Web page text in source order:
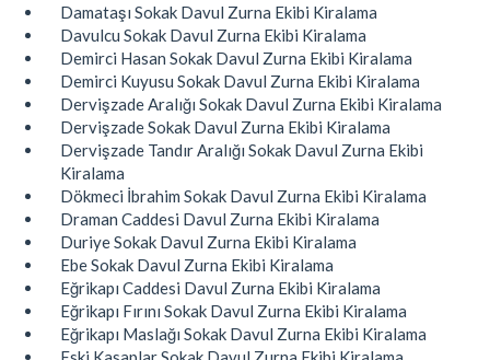
Damataşı Sokak Davul Zurna Ekibi Kiralama
Davulcu Sokak Davul Zurna Ekibi Kiralama
Demirci Hasan Sokak Davul Zurna Ekibi Kiralama
Demirci Kuyusu Sokak Davul Zurna Ekibi Kiralama
Dervişzade Aralığı Sokak Davul Zurna Ekibi Kiralama
Dervişzade Sokak Davul Zurna Ekibi Kiralama
Dervişzade Tandır Aralığı Sokak Davul Zurna Ekibi
Kiralama
Dökmeci İbrahim Sokak Davul Zurna Ekibi Kiralama
Draman Caddesi Davul Zurna Ekibi Kiralama
Duriye Sokak Davul Zurna Ekibi Kiralama
Ebe Sokak Davul Zurna Ekibi Kiralama
Eğrikapı Caddesi Davul Zurna Ekibi Kiralama
Eğrikapı Fırını Sokak Davul Zurna Ekibi Kiralama
Eğrikapı Maslağı Sokak Davul Zurna Ekibi Kiralama